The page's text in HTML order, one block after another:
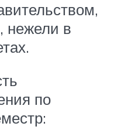
нежели в
по